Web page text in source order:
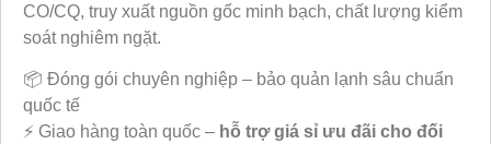
CO/CQ, truy xuất nguồn gốc minh bạch, chất lượng kiểm
soát nghiêm ngặt.
📦 Đóng gói chuyên nghiệp – bảo quản lạnh sâu chuẩn
quốc tế
⚡ Giao hàng toàn quốc – hỗ trợ giá sỉ ưu đãi cho đối